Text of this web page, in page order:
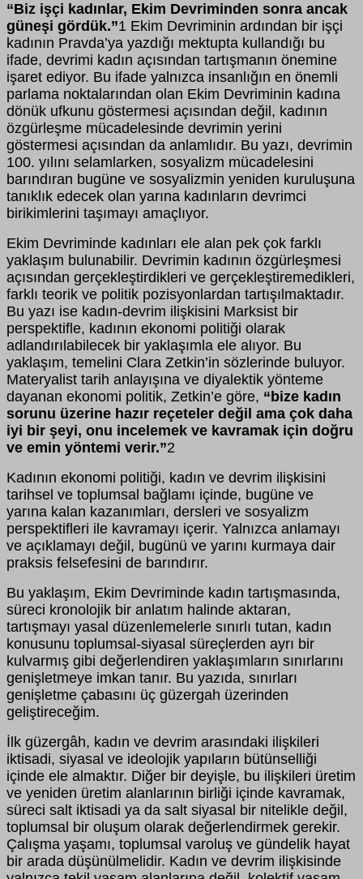
“Biz işçi kadınlar, Ekim Devriminden sonra ancak
güneşi gördük.”1 Ekim Devriminin ardından bir işçi
kadının Pravda’ya yazdığı mektupta kullandığı bu
ifade, devrimi kadın açısından tartışmanın önemine
işaret ediyor. Bu ifade yalnızca insanlığın en önemli
parlama noktalarından olan Ekim Devriminin kadına
dönük ufkunu göstermesi açısından değil, kadının
özgürleşme mücadelesinde devrimin yerini
göstermesi açısından da anlamlıdır. Bu yazı, devrimin
100. yılını selamlarken, sosyalizm mücadelesini
barındıran bugüne ve sosyalizmin yeniden kuruluşuna
tanıklık edecek olan yarına kadınların devrimci
birikimlerini taşımayı amaçlıyor.
Ekim Devriminde kadınları ele alan pek çok farklı
yaklaşım bulunabilir. Devrimin kadının özgürleşmesi
açısından gerçekleştirdikleri ve gerçekleştiremedikleri,
farklı teorik ve politik pozisyonlardan tartışılmaktadır.
Bu yazı ise kadın-devrim ilişkisini Marksist bir
perspektifle, kadının ekonomi politiği olarak
adlandırılabilecek bir yaklaşımla ele alıyor. Bu
yaklaşım, temelini Clara Zetkin’in sözlerinde buluyor.
Materyalist tarih anlayışına ve diyalektik yönteme
dayanan ekonomi politik, Zetkin’e göre, “bize kadın
sorunu üzerine hazır reçeteler değil ama çok daha
iyi bir şeyi, onu incelemek ve kavramak için doğru
ve emin yöntemi verir.”2
Kadının ekonomi politiği, kadın ve devrim ilişkisini
tarihsel ve toplumsal bağlamı içinde, bugüne ve
yarına kalan kazanımları, dersleri ve sosyalizm
perspektifleri ile kavramayı içerir. Yalnızca anlamayı
ve açıklamayı değil, bugünü ve yarını kurmaya dair
praksis felsefesini de barındırır.
Bu yaklaşım, Ekim Devriminde kadın tartışmasında,
süreci kronolojik bir anlatım halinde aktaran,
tartışmayı yasal düzenlemelerle sınırlı tutan, kadın
konusunu toplumsal-siyasal süreçlerden ayrı bir
kulvarmış gibi değerlendiren yaklaşımların sınırlarını
genişletmeye imkan tanır. Bu yazıda, sınırları
genişletme çabasını üç güzergah üzerinden
geliştireceğim.
İlk güzergâh, kadın ve devrim arasındaki ilişkileri
iktisadi, siyasal ve ideolojik yapıların bütünselliği
içinde ele almaktır. Diğer bir deyişle, bu ilişkileri üretim
ve yeniden üretim alanlarının birliği içinde kavramak,
süreci salt iktisadi ya da salt siyasal bir nitelikle değil,
toplumsal bir oluşum olarak değerlendirmek gerekir.
Çalışma yaşamı, toplumsal varoluş ve gündelik hayat
bir arada düşünülmelidir. Kadın ve devrim ilişkisinde